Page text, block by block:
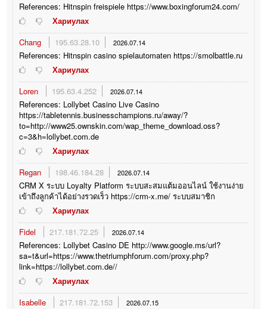
References: Hitnspin freispiele https://www.boxingforum24.com/
Хариулах
Chang
195.63.28.10 2026.07.14
References: Hitnspin casino spielautomaten https://smolbattle.ru
Хариулах
Loren
195.63.4.252 2026.07.14
References: Lollybet Casino Live Casino
https://tabletennis.businesschampions.ru/away/?
to=http://www25.ownskin.com/wap_theme_download.oss?
c=3&h=lollybet.com.de
Хариулах
Regan
198.46.184.28 2026.07.14
CRM X ระบบ Loyalty Platform ระบบสะสมแต้มออนไลน์ ใช้งานง่าย
เข้าถึงลูกค้าได้อย่างรวดเร็ว https://crm-x.me/ ระบบสมาชิก
Хариулах
Fidel
217.181.72.25 2026.07.14
References: Lollybet Casino DE http://www.google.ms/url?
sa=t&url=https://www.thetriumphforum.com/proxy.php?
link=https://lollybet.com.de//
Хариулах
Isabelle
217.181.72.153 2026.07.15